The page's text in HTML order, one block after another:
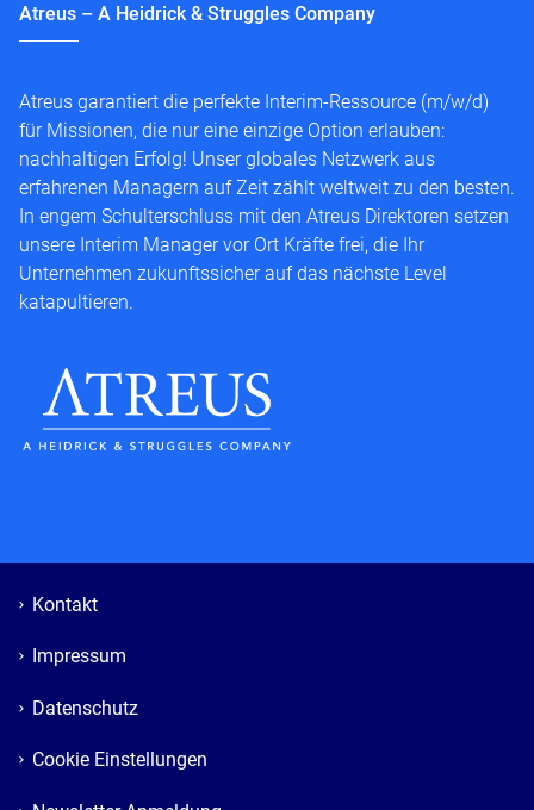
Atreus – A Heidrick & Struggles Company
Atreus garantiert die perfekte Interim-Ressource (m/w/d)
für Missionen, die nur eine einzige Option erlauben:
nachhaltigen Erfolg! Unser globales Netzwerk aus
erfahrenen Managern auf Zeit zählt weltweit zu den besten.
In engem Schulterschluss mit den Atreus Direktoren setzen
unsere Interim Manager vor Ort Kräfte frei, die Ihr
Unternehmen zukunftssicher auf das nächste Level
katapultieren.
Kontakt
Impressum
Datenschutz
Cookie Einstellungen